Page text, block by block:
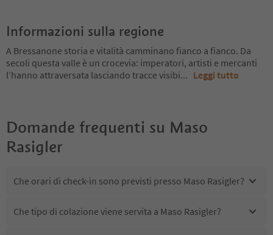
Informazioni sulla regione
A Bressanone storia e vitalità camminano fianco a fianco. Da
secoli questa valle è un crocevia: imperatori, artisti e mercanti
l’hanno attraversata lasciando tracce visibi... Leggi tutto
Domande frequenti su Maso
Rasigler
Che orari di check-in sono previsti presso Maso Rasigler?
Che tipo di colazione viene servita a Maso Rasigler?